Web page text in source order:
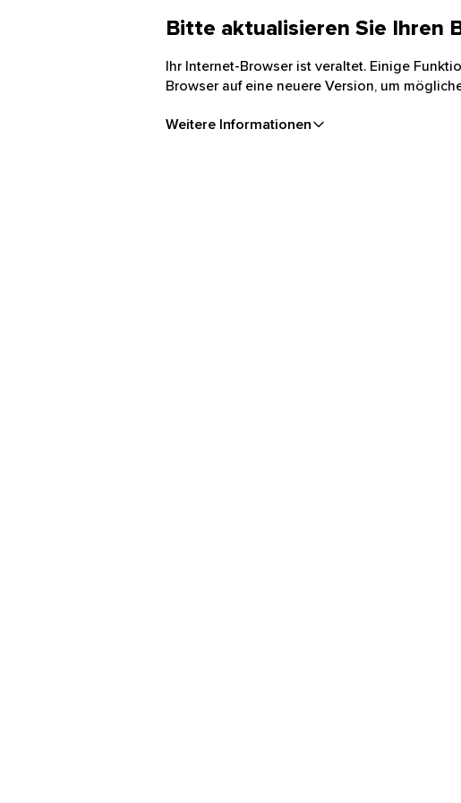
Bitte aktualisieren Sie Ihren
Ihr Internet-Browser ist veraltet. Einige
Browser auf eine neuere Version, um
Weitere Informationen